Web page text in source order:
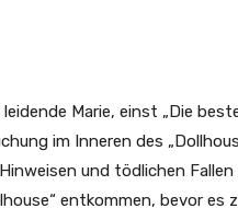
Marie, einst „Die
im Inneren des
und tödlichen Fallen
entkommen, bevor es